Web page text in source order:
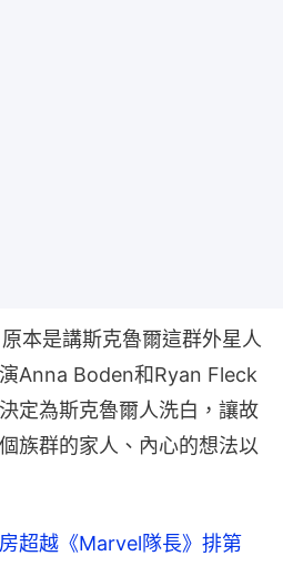
本是講斯克魯爾這群外星人
Anna Boden和Ryan Fleck
定為斯克魯爾人洗白，讓故
族群的家人、內心的想法以
超越《Marvel隊長》排第